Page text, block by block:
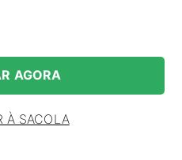
AGORA
À SACOLA